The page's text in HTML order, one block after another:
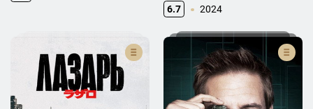
6.7 2024